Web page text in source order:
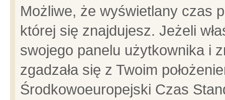
Możliwe, że wyświetlany czas
której się znajdujesz. Jeżeli
swojego panelu użytkownika i
zgadzała się z Twoim
Środkowoeuropejski Czas